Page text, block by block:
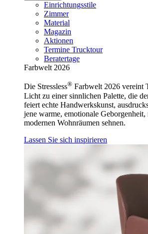
Einrichtungsstile
Zimmer
Material
Magazin
Aktionen
Termine Trucktour
Beratertage
Farbwelt 2026
Die Stressless® Farbwelt 2026 vereint
Licht zu einer sinnlichen Palette, die
feiert echte Handwerkskunst,
jene warme, emotionale
modernen Wohnräumen sehnen.
Lassen Sie sich inspirieren